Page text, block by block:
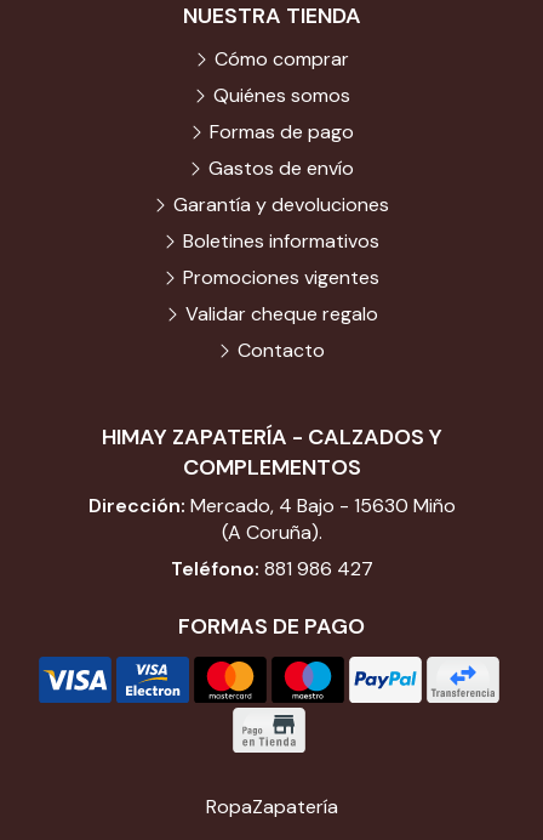
HIMAY ZAPATERÍA - CALZADOS Y
COMPLEMENTOS
Dirección: Mercado, 4 Bajo - 15630 Miño
(A Coruña).
Teléfono: 881 986 427
FORMAS DE PAGO
NUESTRA TIENDA
Cómo comprar
Quiénes somos
Formas de pago
Gastos de envío
Garantía y devoluciones
Boletines informativos
Promociones vigentes
Validar cheque regalo
Contacto
RopaZapatería